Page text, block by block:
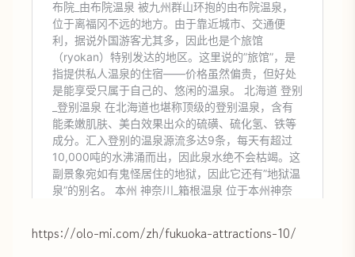
https://olo-mi.com/zh/fukuoka-attractions-10/